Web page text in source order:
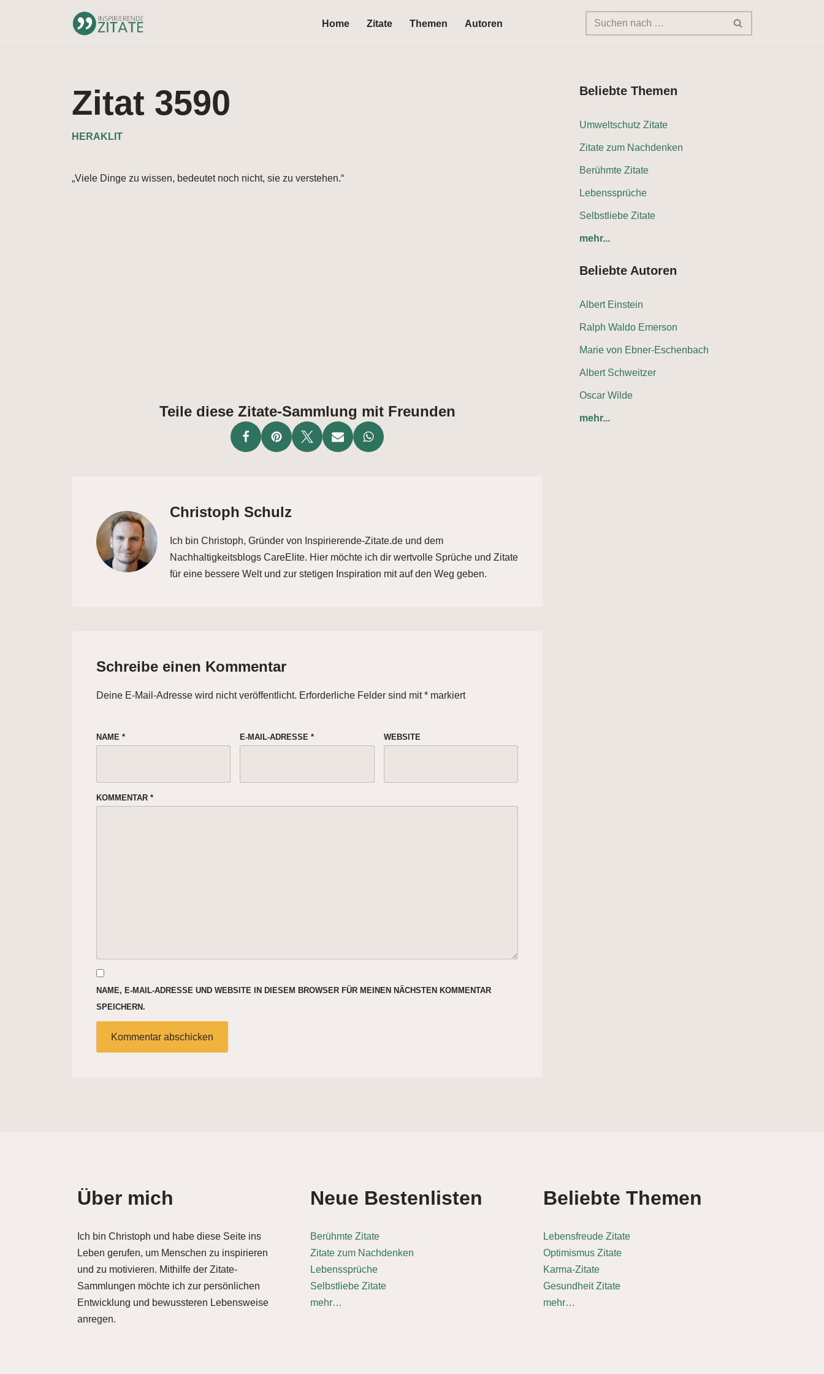
Home Zitate Themen Autoren
Zitat 3590
HERAKLIT
„Viele Dinge zu wissen, bedeutet noch nicht, sie zu verstehen.“
Teile diese Zitate-Sammlung mit Freunden
Christoph Schulz
Ich bin Christoph, Gründer von Inspirierende-Zitate.de und dem
Nachhaltigkeitsblogs CareElite. Hier möchte ich dir wertvolle Sprüche und Zitate
für eine bessere Welt und zur stetigen Inspiration mit auf den Weg geben.
Schreibe einen Kommentar
Deine E-Mail-Adresse wird nicht veröffentlicht. Erforderliche Felder sind mit* markiert
NAME * E-MAIL-ADRESSE* WEBSITE
KOMMENTAR *
NAME, E-MAIL-ADRESSE UND WEBSITE IN DIESEM BROWSER FÜR MEINEN NÄCHSTEN KOMMENTAR
SPEICHERN.
Beliebte Themen
Umweltschutz Zitate
Zitate zum Nachdenken
Berühmte Zitate
Lebenssprüche
Selbstliebe Zitate
mehr...
Beliebte Autoren
Albert Einstein
Ralph Waldo Emerson
Marie von Ebner-Eschenbach
Albert Schweitzer
Oscar Wilde
mehr...
Über mich
Ich bin Christoph und habe diese Seite ins
Leben gerufen, um Menschen zu inspirieren
und zu motivieren. Mithilfe der Zitate-
Sammlungen möchte ich zur persönlichen
Entwicklung und bewussteren Lebensweise
anregen.
Neue Bestenlisten
Berühmte Zitate
Zitate zum Nachdenken
Lebenssprüche
Selbstliebe Zitate
mehr…
Beliebte Themen
Lebensfreude Zitate
Optimismus Zitate
Karma-Zitate
Gesundheit Zitate
mehr…